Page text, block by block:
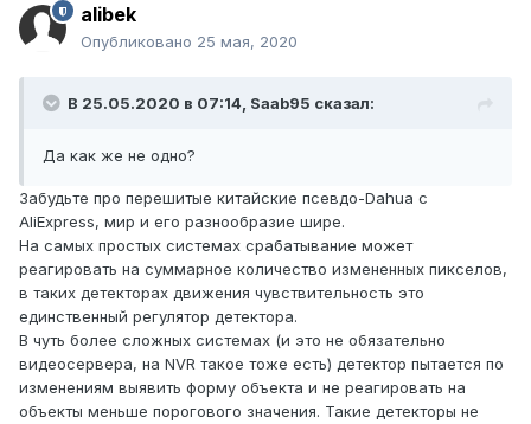
alibek
Опубликовано 25 мая, 2020
В 25.05.2020 в 07:14, Saab95 сказал:
Да как же не одно?
Забудьте про перешитые китайские псевдо-Dahua с
AliExpress, мир и его разнообразие шире.
На самых простых системах срабатывание может
реагировать на суммарное количество измененных пикселов,
в таких детекторах движения чувствительность это
единственный регулятор детектора.
В чуть более сложных системах (и это не обязательно
видеосервера, на NVR такое тоже есть) детектор пытается по
изменениям выявить форму объекта и не реагировать на
объекты меньше порогового значения. Такие детекторы не